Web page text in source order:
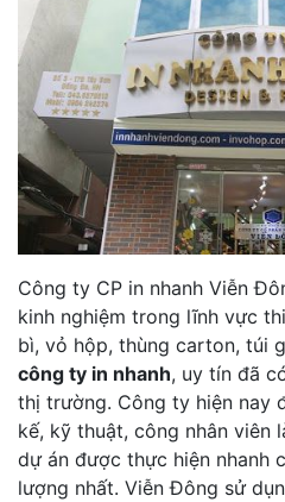
Công ty CP in nhanh Viễn
kinh nghiệm trong lĩnh vực
bì, vỏ hộp, thùng carton, túi
công ty in nhanh, uy tín đã
thị trường. Công ty hiện nay
kế, kỹ thuật, công nhân viên
dự án được thực hiện nhanh
lượng nhất. Viễn Đông sử